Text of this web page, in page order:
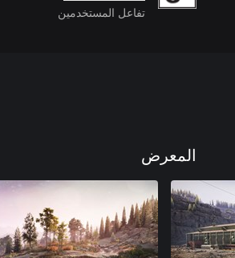
تفاعل المستخدمين
المعرض